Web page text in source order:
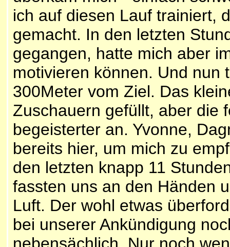
ich auf diesen Lauf trainiert,
gemacht. In den letzten
gegangen, hatte mich aber
motivieren können. Und nun
300Meter vom Ziel. Das
Zuschauern gefüllt, aber die
begeisterter an. Yvonne,
bereits hier, um mich zu
den letzten knapp 11
fassten uns an den Händen
Luft. Der wohl etwas
bei unserer Ankündigung
nebensächlich. Nur noch